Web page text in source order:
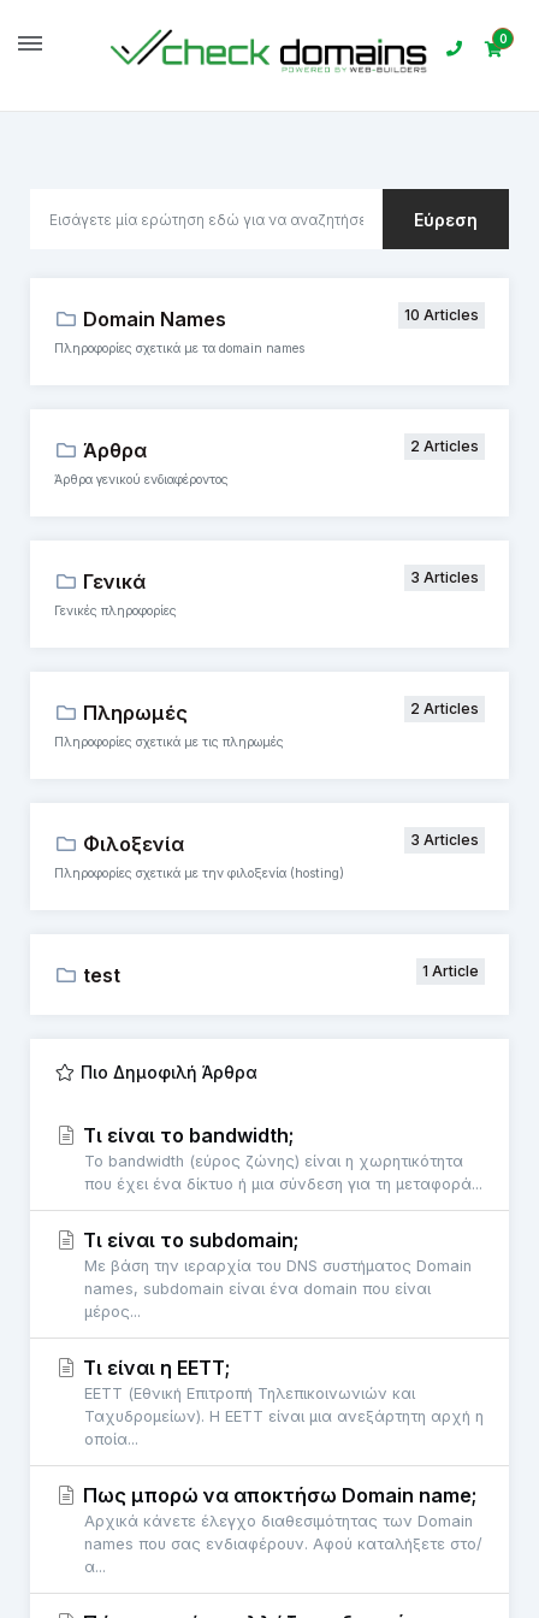
0
Βάση Γνώσεων
Eύρεση
10 Articles
Domain Names
Πληροφορίες σχετικά με τα domain names
2 Articles
Άρθρα
Άρθρα γενικού ενδιαφέροντος
3 Articles
Γενικά
Γενικές πληροφορίες
2 Articles
Πληρωμές
Πληροφορίες σχετικά με τις πληρωμές
3 Articles
Φιλοξενία
Πληροφορίες σχετικά με την φιλοξενία (hosting)
1 Article
test
Πιο Δημοφιλή Άρθρα
Τι είναι το bandwidth;
To bandwidth (εύρος ζώνης) είναι η χωρητικότητα
που έχει ένα δίκτυο ή μια σύνδεση για τη μεταφορά...
Τι είναι το subdomain;
Με βάση την ιεραρχία του DNS συστήματος Domain
names, subdomain είναι ένα domain που είναι
μέρος...
Τι είναι η ΕΕΤΤ;
ΕΕΤΤ (Εθνική Επιτροπή Τηλεπικοινωνιών και
Ταχυδρομείων). Η ΕΕΤΤ είναι μια ανεξάρτητη αρχή η
οποία...
Πως μπορώ να αποκτήσω Domain name;
Αρχικά κάνετε έλεγχο διαθεσιμότητας των Domain
names που σας ενδιαφέρουν. Αφού καταλήξετε στο/
α...